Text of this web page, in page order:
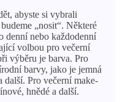
abyste si vybrali
„nosit“. Některé
denní nebo každodenní
volbou pro večerní
výběru je barva. Pro
barvy, jako je jemná
další. Pro večerní make-
hnědé a další.